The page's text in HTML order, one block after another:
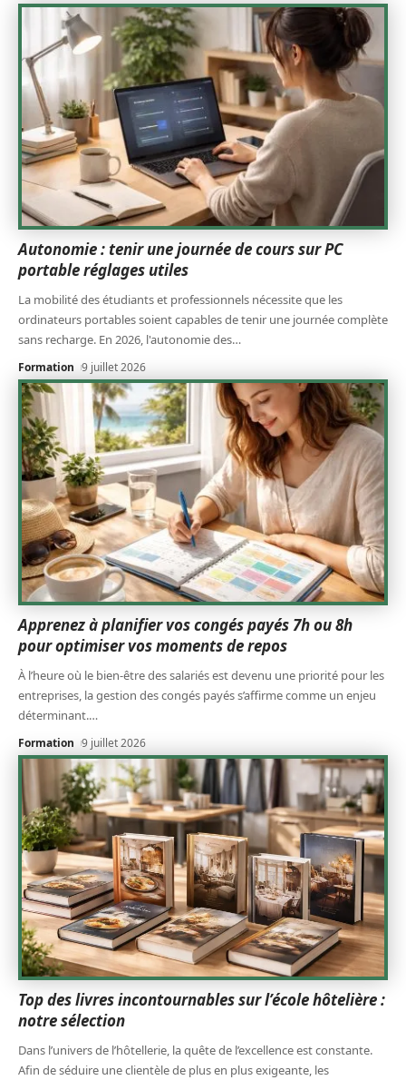
Autonomie : tenir une journée de cours sur PC
portable réglages utiles
La mobilité des étudiants et professionnels nécessite que les
ordinateurs portables soient capables de tenir une journée complète
sans recharge. En 2026, l'autonomie des…
Formation 9 juillet 2026
Apprenez à planifier vos congés payés 7h ou 8h
pour optimiser vos moments de repos
À l’heure où le bien-être des salariés est devenu une priorité pour les
entreprises, la gestion des congés payés s’affirme comme un enjeu
déterminant.…
Formation 9 juillet 2026
Top des livres incontournables sur l’école hôtelière :
notre sélection
Dans l’univers de l’hôtellerie, la quête de l’excellence est constante.
Afin de séduire une clientèle de plus en plus exigeante, les